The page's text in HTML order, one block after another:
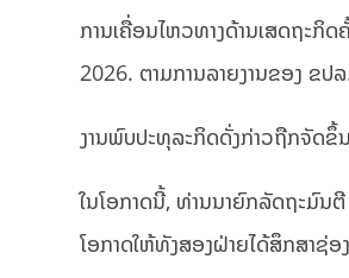
ການເຄື່ອນໄຫວທາງດ້ານເສດຖະກິ
2026. ຕາມການລາຍງານຂອງ ຂປ
ງານພົບປະທຸລະກິດດັ່ງກ່າວຖືກຈັດ
ໃນໂອກາດນີ້, ທ່ານນາຍົກລັດຖະມົ
ໂອກາດໃຫ້ທັງສອງຝ່າຍໄດ້ສຶກສາຊ່